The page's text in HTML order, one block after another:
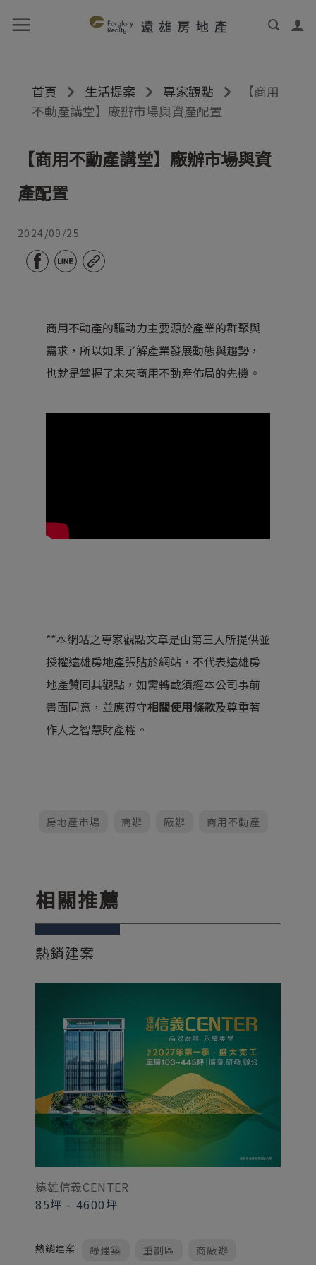
首頁 生活提案 專家觀點
【商用
不動產講堂】廠辦市場與資產配置
【商用不動產講堂】廠辦市場與資
產配置
2024/09/25
商用不動產的驅動力主要源於產業的群聚與
需求，所以如果了解產業發展動態與趨勢，
也就是掌握了未來商用不動產佈局的先機。
**本網站之專家觀點文章是由第三人所提供並
授權遠雄房地產張貼於網站，不代表遠雄房
地產贊同其觀點，如需轉載須經本公司事前
書面同意，並應遵守相關使用條款及尊重著
作人之智慧財產權。
房地產市場 商辦 廠辦 商用不動產
相關推薦
熱銷建案
遠雄信義CENTER
85坪 - 4600坪
熱銷建案 綠建築 重劃區 商廠辦